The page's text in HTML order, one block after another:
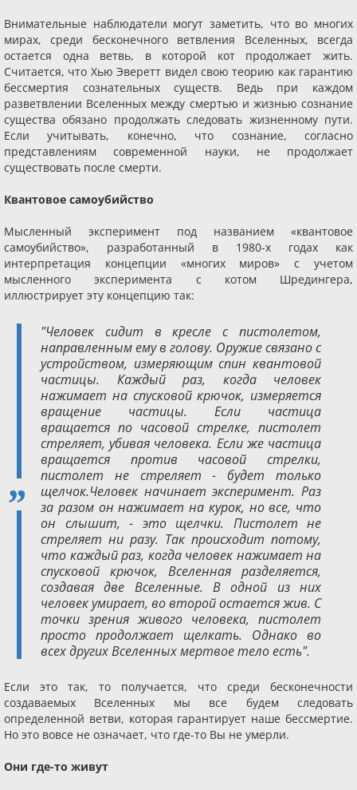
Внимательные наблюдатели могут заметить, что во многих
мирах, среди бесконечного ветвления Вселенных, всегда
остается одна ветвь, в которой кот продолжает жить.
Считается, что Хью Эверетт видел свою теорию как гарантию
бессмертия сознательных существ. Ведь при каждом
разветвлении Вселенных между смертью и жизнью сознание
существа обязано продолжать следовать жизненному пути.
Если учитывать, конечно, что сознание, согласно
представлениям современной науки, не продолжает
существовать после смерти.
Квантовое самоубийство
Мысленный эксперимент под названием «квантовое
самоубийство», разработанный в 1980-х годах как
интерпретация концепции «многих миров» с учетом
мысленного эксперимента с котом Шредингера,
иллюстрирует эту концепцию так:
"Человек сидит в кресле с пистолетом,
направленным ему в голову. Оружие связано с
устройством, измеряющим спин квантовой
частицы. Каждый раз, когда человек
нажимает на спусковой крючок, измеряется
вращение частицы. Если частица
вращается по часовой стрелке, пистолет
стреляет, убивая человека. Если же частица
вращается против часовой стрелки,
пистолет не стреляет - будет только
щелчок.Человек начинает эксперимент. Раз
за разом он нажимает на курок, но все, что
он слышит, - это щелчки. Пистолет не
стреляет ни разу. Так происходит потому,
что каждый раз, когда человек нажимает на
спусковой крючок, Вселенная разделяется,
создавая две Вселенные. В одной из них
человек умирает, во второй остается жив. С
точки зрения живого человека, пистолет
просто продолжает щелкать. Однако во
всех других Вселенных мертвое тело есть".
Если это так, то получается, что среди бесконечности
создаваемых Вселенных мы все будем следовать
определенной ветви, которая гарантирует наше бессмертие.
Но это вовсе не означает, что где-то Вы не умерли.
Они где-то живут